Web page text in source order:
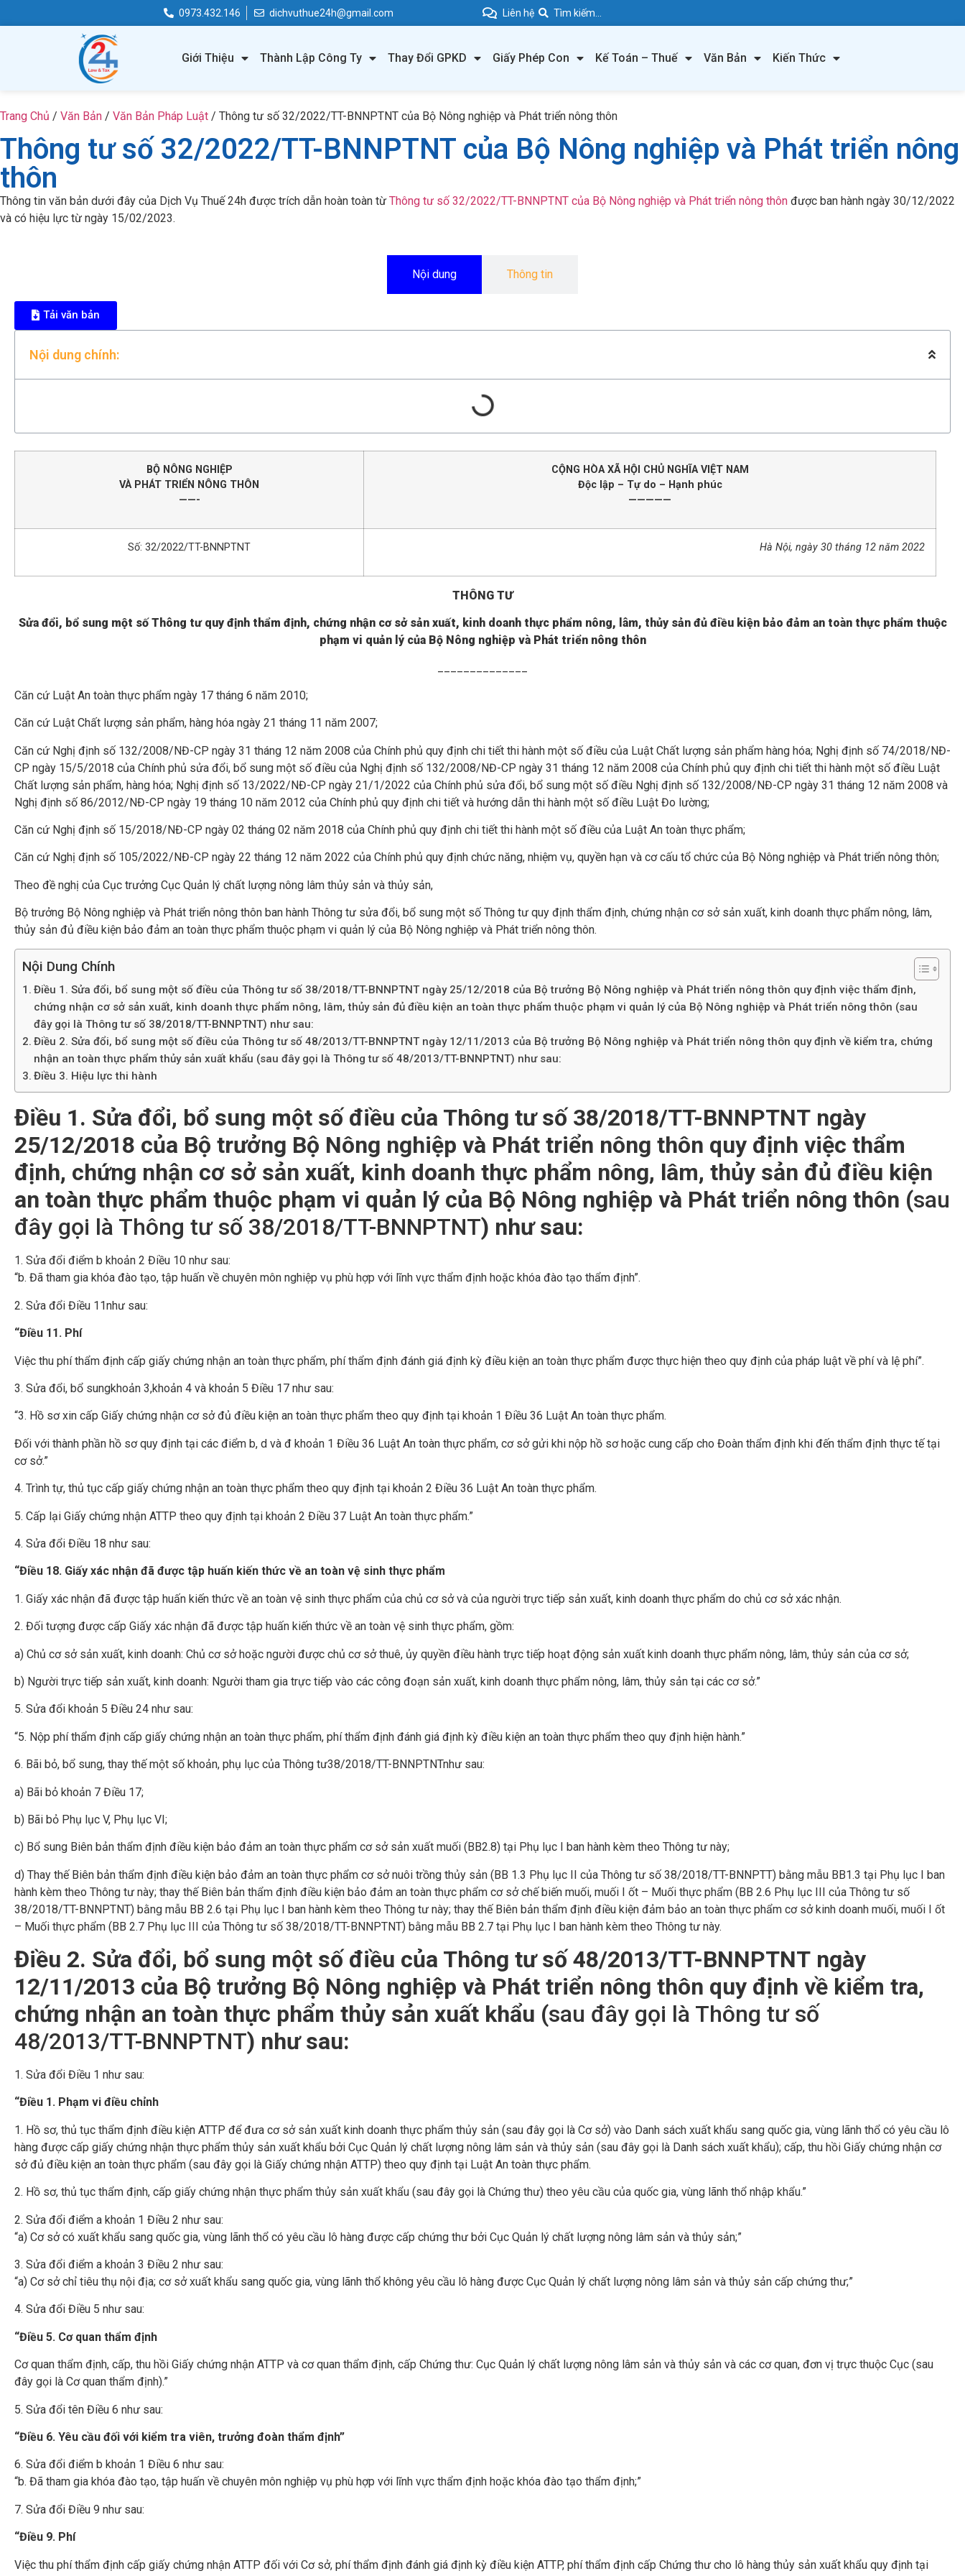
0973.432.146 dichvuthue24h@gmail.com Liên hệ
Giới Thiệu Thành Lập Công Ty Thay Đổi GPKD Giấy Phép Con Kế Toán – Thuế Văn Bản Kiến Thức
Trang Chủ / Văn Bản / Văn Bản Pháp Luật / Thông tư số 32/2022/TT-BNNPTNT của Bộ Nông nghiệp và Phát triển nông thôn
Thông tư số 32/2022/TT-BNNPTNT của Bộ Nông nghiệp và Phát triển nông
thôn
Thông tin văn bản dưới đây của Dịch Vụ Thuế 24h được trích dẫn hoàn toàn từ Thông tư số 32/2022/TT-BNNPTNT của Bộ Nông nghiệp và Phát triển nông thôn được ban hành ngày 30/12/2022
và có hiệu lực từ ngày 15/02/2023.
Nội dung Thông tin
Tải văn bản
Nội dung chính:
BỘ NÔNG NGHIỆP
VÀ PHÁT TRIỂN NÔNG THÔN
——-
CỘNG HÒA XÃ HỘI CHỦ NGHĨA VIỆT NAM
Độc lập – Tự do – Hạnh phúc
—————
Số: 32/2022/TT-BNNPTNT Hà Nội, ngày 30 tháng 12 năm 2022
THÔNG TƯ
Sửa đổi, bổ sung một số Thông tư quy định thẩm định, chứng nhận cơ sở sản xuất, kinh doanh thực phẩm nông, lâm, thủy sản đủ điều kiện bảo đảm an toàn thực phẩm thuộc
phạm vi quản lý của Bộ Nông nghiệp và Phát triển nông thôn
Căn cứ Luật An toàn thực phẩm ngày 17 tháng 6 năm 2010;
Căn cứ Luật Chất lượng sản phẩm, hàng hóa ngày 21 tháng 11 năm 2007;
Căn cứ Nghị định số 132/2008/NĐ-CP ngày 31 tháng 12 năm 2008 của Chính phủ quy định chi tiết thi hành một số điều của Luật Chất lượng sản phẩm hàng hóa; Nghị định số 74/2018/NĐ-
CP ngày 15/5/2018 của Chính phủ sửa đổi, bổ sung một số điều của Nghị định số 132/2008/NĐ-CP ngày 31 tháng 12 năm 2008 của Chính phủ quy định chi tiết thi hành một số điều Luật
Chất lượng sản phẩm, hàng hóa; Nghị định số 13/2022/NĐ-CP ngày 21/1/2022 của Chính phủ sửa đổi, bổ sung một số điều Nghị định số 132/2008/NĐ-CP ngày 31 tháng 12 năm 2008 và
Nghị định số 86/2012/NĐ-CP ngày 19 tháng 10 năm 2012 của Chính phủ quy định chi tiết và hướng dẫn thi hành một số điều Luật Đo lường;
Căn cứ Nghị định số 15/2018/NĐ-CP ngày 02 tháng 02 năm 2018 của Chính phủ quy định chi tiết thi hành một số điều của Luật An toàn thực phẩm;
Căn cứ Nghị định số 105/2022/NĐ-CP ngày 22 tháng 12 năm 2022 của Chính phủ quy định chức năng, nhiệm vụ, quyền hạn và cơ cấu tổ chức của Bộ Nông nghiệp và Phát triển nông thôn;
Theo đề nghị của Cục trưởng Cục Quản lý chất lượng nông lâm thủy sản và thủy sản,
Bộ trưởng Bộ Nông nghiệp và Phát triển nông thôn ban hành Thông tư sửa đổi, bổ sung một số Thông tư quy định thẩm định, chứng nhận cơ sở sản xuất, kinh doanh thực phẩm nông, lâm,
thủy sản đủ điều kiện bảo đảm an toàn thực phẩm thuộc phạm vi quản lý của Bộ Nông nghiệp và Phát triển nông thôn.
Nội Dung Chính
Điều 1. Sửa đổi, bổ sung một số điều của Thông tư số 38/2018/TT-BNNPTNT ngày 25/12/2018 của Bộ trưởng Bộ Nông nghiệp và Phát triển nông thôn quy định việc thẩm định,
chứng nhận cơ sở sản xuất, kinh doanh thực phẩm nông, lâm, thủy sản đủ điều kiện an toàn thực phẩm thuộc phạm vi quản lý của Bộ Nông nghiệp và Phát triển nông thôn (sau
đây gọi là Thông tư số 38/2018/TT-BNNPTNT) như sau:
Điều 2. Sửa đổi, bổ sung một số điều của Thông tư số 48/2013/TT-BNNPTNT ngày 12/11/2013 của Bộ trưởng Bộ Nông nghiệp và Phát triển nông thôn quy định về kiểm tra, chứng
nhận an toàn thực phẩm thủy sản xuất khẩu (sau đây gọi là Thông tư số 48/2013/TT-BNNPTNT) như sau:
Điều 3. Hiệu lực thi hành
Điều 1. Sửa đổi, bổ sung một số điều của Thông tư số 38/2018/TT-BNNPTNT ngày
25/12/2018 của Bộ trưởng Bộ Nông nghiệp và Phát triển nông thôn quy định việc thẩm
định, chứng nhận cơ sở sản xuất, kinh doanh thực phẩm nông, lâm, thủy sản đủ điều kiện
an toàn thực phẩm thuộc phạm vi quản lý của Bộ Nông nghiệp và Phát triển nông thôn (sau
đây gọi là Thông tư số 38/2018/TT-BNNPTNT) như sau:
1. Sửa đổi điểm b khoản 2 Điều 10 như sau:
“b. Đã tham gia khóa đào tạo, tập huấn về chuyên môn nghiệp vụ phù hợp với lĩnh vực thẩm định hoặc khóa đào tạo thẩm định”.
2. Sửa đổi Điều 11như sau:
“Điều 11. Phí
Việc thu phí thẩm định cấp giấy chứng nhận an toàn thực phẩm, phí thẩm định đánh giá định kỳ điều kiện an toàn thực phẩm được thực hiện theo quy định của pháp luật về phí và lệ phí”.
3. Sửa đổi, bổ sungkhoản 3,khoản 4 và khoản 5 Điều 17 như sau:
“3. Hồ sơ xin cấp Giấy chứng nhận cơ sở đủ điều kiện an toàn thực phẩm theo quy định tại khoản 1 Điều 36 Luật An toàn thực phẩm.
Đối với thành phần hồ sơ quy định tại các điểm b, d và đ khoản 1 Điều 36 Luật An toàn thực phẩm, cơ sở gửi khi nộp hồ sơ hoặc cung cấp cho Đoàn thẩm định khi đến thẩm định thực tế tại
cơ sở.”
4. Trình tự, thủ tục cấp giấy chứng nhận an toàn thực phẩm theo quy định tại khoản 2 Điều 36 Luật An toàn thực phẩm.
5. Cấp lại Giấy chứng nhận ATTP theo quy định tại khoản 2 Điều 37 Luật An toàn thực phẩm.”
4. Sửa đổi Điều 18 như sau:
“Điều 18. Giấy xác nhận đã được tập huấn kiến thức về an toàn vệ sinh thực phẩm
1. Giấy xác nhận đã được tập huấn kiến thức về an toàn vệ sinh thực phẩm của chủ cơ sở và của người trực tiếp sản xuất, kinh doanh thực phẩm do chủ cơ sở xác nhận.
2. Đối tượng được cấp Giấy xác nhận đã được tập huấn kiến thức về an toàn vệ sinh thực phẩm, gồm:
a) Chủ cơ sở sản xuất, kinh doanh: Chủ cơ sở hoặc người được chủ cơ sở thuê, ủy quyền điều hành trực tiếp hoạt động sản xuất kinh doanh thực phẩm nông, lâm, thủy sản của cơ sở;
b) Người trực tiếp sản xuất, kinh doanh: Người tham gia trực tiếp vào các công đoạn sản xuất, kinh doanh thực phẩm nông, lâm, thủy sản tại các cơ sở.”
5. Sửa đổi khoản 5 Điều 24 như sau:
“5. Nộp phí thẩm định cấp giấy chứng nhận an toàn thực phẩm, phí thẩm định đánh giá định kỳ điều kiện an toàn thực phẩm theo quy định hiện hành.”
6. Bãi bỏ, bổ sung, thay thế một số khoản, phụ lục của Thông tư38/2018/TT-BNNPTNTnhư sau:
a) Bãi bỏ khoản 7 Điều 17;
b) Bãi bỏ Phụ lục V, Phụ lục VI;
c) Bổ sung Biên bản thẩm định điều kiện bảo đảm an toàn thực phẩm cơ sở sản xuất muối (BB2.8) tại Phụ lục I ban hành kèm theo Thông tư này;
d) Thay thế Biên bản thẩm định điều kiện bảo đảm an toàn thực phẩm cơ sở nuôi trồng thủy sản (BB 1.3 Phụ lục II của Thông tư số 38/2018/TT-BNNPTT) bằng mẫu BB1.3 tại Phụ lục I ban
hành kèm theo Thông tư này; thay thế Biên bản thẩm định điều kiện bảo đảm an toàn thực phẩm cơ sở chế biến muối, muối I ốt – Muối thực phẩm (BB 2.6 Phụ lục III của Thông tư số
38/2018/TT-BNNPTNT) bằng mẫu BB 2.6 tại Phụ lục I ban hành kèm theo Thông tư này; thay thế Biên bản thẩm định điều kiện đảm bảo an toàn thực phẩm cơ sở kinh doanh muối, muối I ốt
– Muối thực phẩm (BB 2.7 Phụ lục III của Thông tư số 38/2018/TT-BNNPTNT) bằng mẫu BB 2.7 tại Phụ lục I ban hành kèm theo Thông tư này.
Điều 2. Sửa đổi, bổ sung một số điều của Thông tư số48/2013/TT-BNNPTNT ngày
12/11/2013 của Bộ trưởng Bộ Nông nghiệp và Phát triển nông thôn quy định về kiểm tra,
chứng nhận an toàn thực phẩm thủy sản xuất khẩu (sau đây gọi là Thông tư số
48/2013/TT-BNNPTNT) như sau:
1. Sửa đổi Điều 1 như sau:
“Điều 1. Phạm vi điều chỉnh
1. Hồ sơ, thủ tục thẩm định điều kiện ATTP để đưa cơ sở sản xuất kinh doanh thực phẩm thủy sản (sau đây gọi là Cơ sở) vào Danh sách xuất khẩu sang quốc gia, vùng lãnh thổ có yêu cầu lô
hàng được cấp giấy chứng nhận thực phẩm thủy sản xuất khẩu bởi Cục Quản lý chất lượng nông lâm sản và thủy sản (sau đây gọi là Danh sách xuất khẩu); cấp, thu hồi Giấy chứng nhận cơ
sở đủ điều kiện an toàn thực phẩm (sau đây gọi là Giấy chứng nhận ATTP) theo quy định tại Luật An toàn thực phẩm.
2. Hồ sơ, thủ tục thẩm định, cấp giấy chứng nhận thực phẩm thủy sản xuất khẩu (sau đây gọi là Chứng thư) theo yêu cầu của quốc gia, vùng lãnh thổ nhập khẩu.”
2. Sửa đổi điểm a khoản 1 Điều 2 như sau:
“a) Cơ sở có xuất khẩu sang quốc gia, vùng lãnh thổ có yêu cầu lô hàng được cấp chứng thư bởi Cục Quản lý chất lượng nông lâm sản và thủy sản;”
3. Sửa đổi điểm a khoản 3 Điều 2 như sau:
“a) Cơ sở chỉ tiêu thụ nội địa; cơ sở xuất khẩu sang quốc gia, vùng lãnh thổ không yêu cầu lô hàng được Cục Quản lý chất lượng nông lâm sản và thủy sản cấp chứng thư;”
4. Sửa đổi Điều 5 như sau:
“Điều 5. Cơ quan thẩm định
Cơ quan thẩm định, cấp, thu hồi Giấy chứng nhận ATTP và cơ quan thẩm định, cấp Chứng thư: Cục Quản lý chất lượng nông lâm sản và thủy sản và các cơ quan, đơn vị trực thuộc Cục (sau
đây gọi là Cơ quan thẩm định).”
5. Sửa đổi tên Điều 6 như sau:
“Điều 6. Yêu cầu đối với kiểm tra viên, trưởng đoàn thẩm định”
6. Sửa đổi điểm b khoản 1 Điều 6 như sau:
“b. Đã tham gia khóa đào tạo, tập huấn về chuyên môn nghiệp vụ phù hợp với lĩnh vực thẩm định hoặc khóa đào tạo thẩm định;”
7. Sửa đổi Điều 9 như sau:
“Điều 9. Phí
Việc thu phí thẩm định cấp giấy chứng nhận ATTP đối với Cơ sở, phí thẩm định đánh giá định kỳ điều kiện ATTP, phí thẩm định cấp Chứng thư cho lô hàng thủy sản xuất khẩu quy định tại